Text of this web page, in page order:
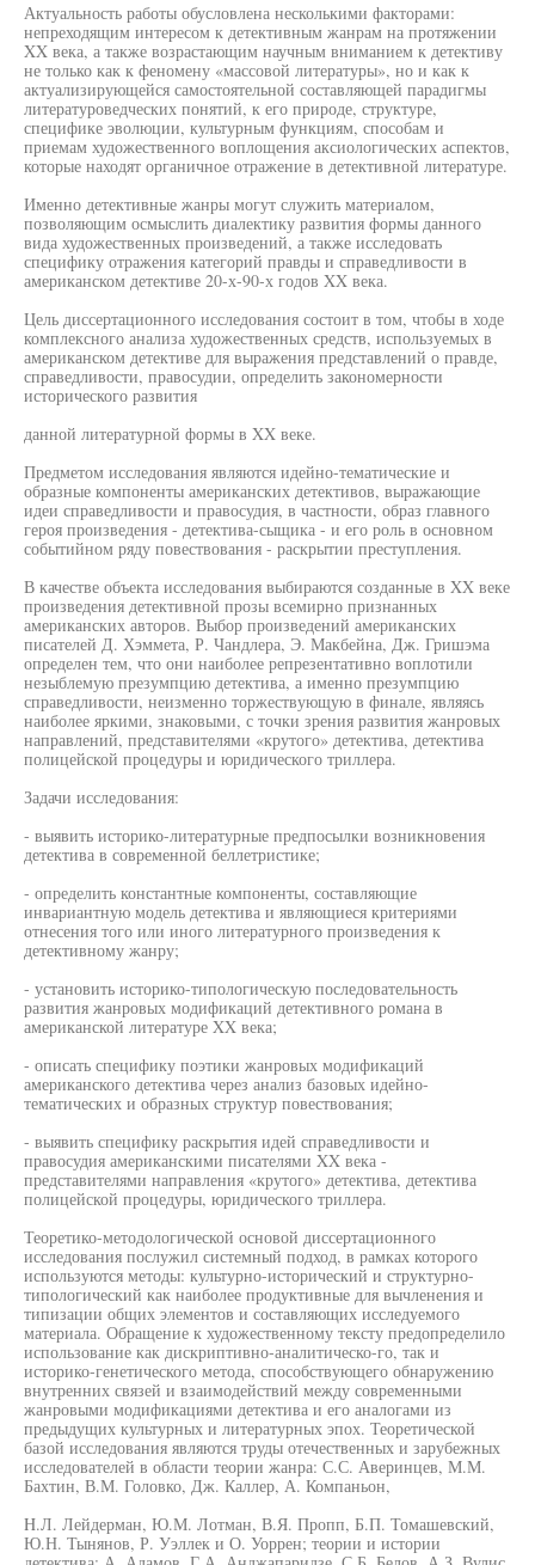
Актуальность работы обусловлена несколькими факторами:
непреходящим интересом к детективным жанрам на протяжении
XX века, а также возрастающим научным вниманием к детективу
не только как к феномену «массовой литературы», но и как к
актуализирующейся самостоятельной составляющей парадигмы
литературоведческих понятий, к его природе, структуре,
специфике эволюции, культурным функциям, способам и
приемам художественного воплощения аксиологических аспектов,
которые находят органичное отражение в детективной литературе.
Именно детективные жанры могут служить материалом,
позволяющим осмыслить диалектику развития формы данного
вида художественных произведений, а также исследовать
специфику отражения категорий правды и справедливости в
американском детективе 20-х-90-х годов XX века.
Цель диссертационного исследования состоит в том, чтобы в ходе
комплексного анализа художественных средств, используемых в
американском детективе для выражения представлений о правде,
справедливости, правосудии, определить закономерности
исторического развития
данной литературной формы в XX веке.
Предметом исследования являются идейно-тематические и
образные компоненты американских детективов, выражающие
идеи справедливости и правосудия, в частности, образ главного
героя произведения - детектива-сыщика - и его роль в основном
событийном ряду повествования - раскрытии преступления.
В качестве объекта исследования выбираются созданные в XX веке
произведения детективной прозы всемирно признанных
американских авторов. Выбор произведений американских
писателей Д. Хэммета, Р. Чандлера, Э. Макбейна, Дж. Гришэма
определен тем, что они наиболее репрезентативно воплотили
незыблемую презумпцию детектива, а именно презумпцию
справедливости, неизменно торжествующую в финале, являясь
наиболее яркими, знаковыми, с точки зрения развития жанровых
направлений, представителями «крутого» детектива, детектива
полицейской процедуры и юридического триллера.
Задачи исследования:
- выявить историко-литературные предпосылки возникновения
детектива в современной беллетристике;
- определить константные компоненты, составляющие
инвариантную модель детектива и являющиеся критериями
отнесения того или иного литературного произведения к
детективному жанру;
- установить историко-типологическую последовательность
развития жанровых модификаций детективного романа в
американской литературе XX века;
- описать специфику поэтики жанровых модификаций
американского детектива через анализ базовых идейно-
тематических и образных структур повествования;
- выявить специфику раскрытия идей справедливости и
правосудия американскими писателями XX века -
представителями направления «крутого» детектива, детектива
полицейской процедуры, юридического триллера.
Теоретико-методологической основой диссертационного
исследования послужил системный подход, в рамках которого
используются методы: культурно-исторический и структурно-
типологический как наиболее продуктивные для вычленения и
типизации общих элементов и составляющих исследуемого
материала. Обращение к художественному тексту предопределило
использование как дискриптивно-аналитическо-го, так и
историко-генетического метода, способствующего обнаружению
внутренних связей и взаимодействий между современными
жанровыми модификациями детектива и его аналогами из
предыдущих культурных и литературных эпох. Теоретической
базой исследования являются труды отечественных и зарубежных
исследователей в области теории жанра: С.С. Аверинцев, М.М.
Бахтин, В.М. Головко, Дж. Каллер, А. Компаньон,
H.Л. Лейдерман, Ю.М. Лотман, В.Я. Пропп, Б.П. Томашевский,
Ю.Н. Тынянов, Р. Уэллек и О. Уоррен; теории и истории